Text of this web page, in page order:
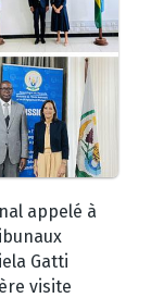
appelé à
Gatti
visite